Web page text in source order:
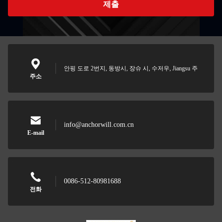
제출
주소
안핑 도로 2번지, 동방시, 장슈 시, 수저우, Jiangsu 주
E-mail
info@anchorwill.com.cn
전화
0086-512-80981688